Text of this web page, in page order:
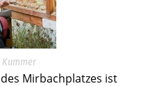
Mirbachplatzes ist